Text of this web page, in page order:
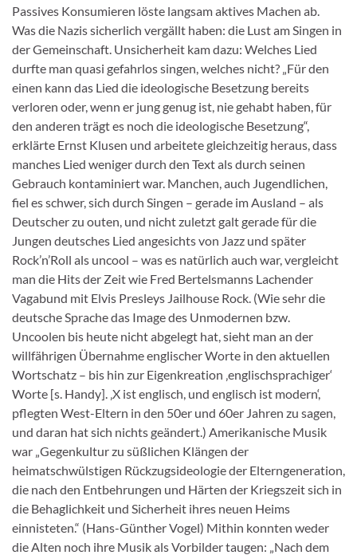
Passives Konsumieren löste langsam aktives Machen ab.
Was die Nazis sicherlich vergällt haben: die Lust am Singen in
der Gemeinschaft. Unsicherheit kam dazu: Welches Lied
durfte man quasi gefahrlos singen, welches nicht? „Für den
einen kann das Lied die ideologische Besetzung bereits
verloren oder, wenn er jung genug ist, nie gehabt haben, für
den anderen trägt es noch die ideologische Besetzung“,
erklärte Ernst Klusen und arbeitete gleichzeitig heraus, dass
manches Lied weniger durch den Text als durch seinen
Gebrauch kontaminiert war. Manchen, auch Jugendlichen,
fiel es schwer, sich durch Singen – gerade im Ausland – als
Deutscher zu outen, und nicht zuletzt galt gerade für die
Jungen deutsches Lied angesichts von Jazz und später
Rock’n’Roll als uncool – was es natürlich auch war, vergleicht
man die Hits der Zeit wie Fred Bertelsmanns Lachender
Vagabund mit Elvis Presleys Jailhouse Rock. (Wie sehr die
deutsche Sprache das Image des Unmodernen bzw.
Uncoolen bis heute nicht abgelegt hat, sieht man an der
willfährigen Übernahme englischer Worte in den aktuellen
Wortschatz – bis hin zur Eigenkreation ‚englischsprachiger‘
Worte [s. Handy]. ‚X ist englisch, und englisch ist modern‘,
pflegten West-Eltern in den 50er und 60er Jahren zu sagen,
und daran hat sich nichts geändert.) Amerikanische Musik
war „Gegenkultur zu süßlichen Klängen der
heimatschwülstigen Rückzugsideologie der Elterngeneration,
die nach den Entbehrungen und Härten der Kriegszeit sich in
die Behaglichkeit und Sicherheit ihres neuen Heims
einnisteten.“ (Hans-Günther Vogel) Mithin konnten weder
die Alten noch ihre Musik als Vorbilder taugen: „Nach dem